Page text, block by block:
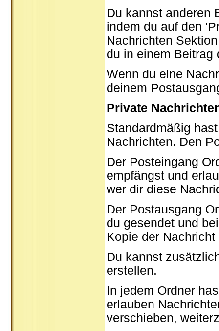
Du kannst anderen
indem du auf den '
Nachrichten
du in einem
Wenn du eine
deinem
Private
Standardmäßig
Nachrichten. Den
Der Posteingang
empfängst und
wer dir diese
Der Postausgang
du gesendet und
Kopie der
Du kannst
erstellen.
In jedem Ordner
erlauben
verschieben,